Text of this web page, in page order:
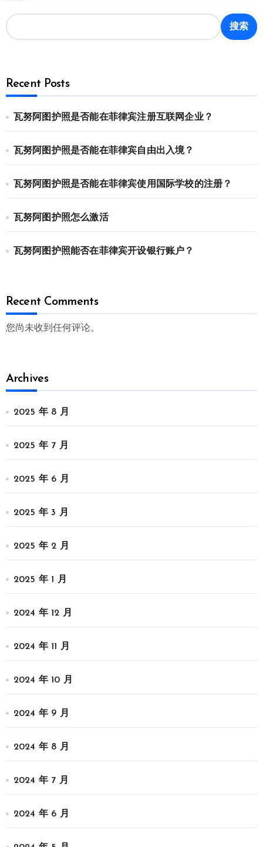
搜索
Recent Posts
瓦努阿图护照是否能在菲律宾注册互联网企业？
瓦努阿图护照是否能在菲律宾自由出入境？
瓦努阿图护照是否能在菲律宾使用国际学校的注册？
瓦努阿图护照怎么激活
瓦努阿图护照能否在菲律宾开设银行账户？
Recent Comments
您尚未收到任何评论。
Archives
2025 年 8 月
2025 年 7 月
2025 年 6 月
2025 年 3 月
2025 年 2 月
2025 年 1 月
2024 年 12 月
2024 年 11 月
2024 年 10 月
2024 年 9 月
2024 年 8 月
2024 年 7 月
2024 年 6 月